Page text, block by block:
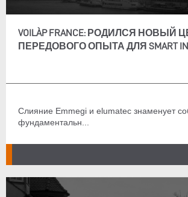
VOILÀP FRANCE: РОДИЛСЯ НОВЫЙ
ПЕРЕДОВОГО ОПЫТА ДЛЯ SMART
Слияние Emmegi и elumatec знаменует
фундаментальн...